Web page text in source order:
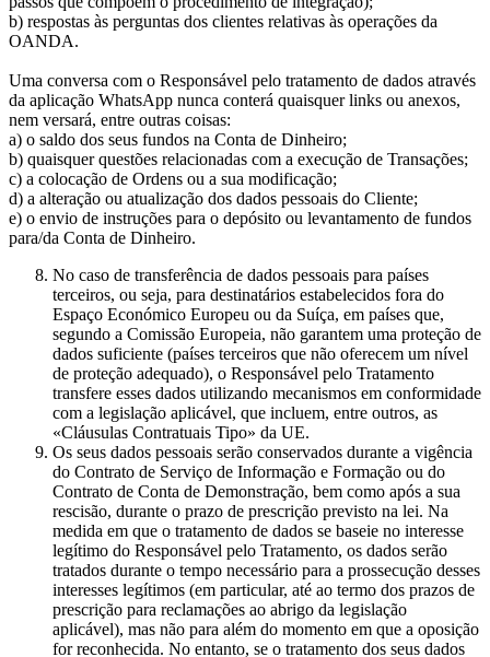
b) respostas às perguntas dos clientes relativas às operações da
OANDA.
Uma conversa com o Responsável pelo tratamento de dados através
da aplicação WhatsApp nunca conterá quaisquer links ou anexos,
nem versará, entre outras coisas:
a) o saldo dos seus fundos na Conta de Dinheiro;
b) quaisquer questões relacionadas com a execução de Transações;
c) a colocação de Ordens ou a sua modificação;
d) a alteração ou atualização dos dados pessoais do Cliente;
e) o envio de instruções para o depósito ou levantamento de fundos
para/da Conta de Dinheiro.
No caso de transferência de dados pessoais para países
terceiros, ou seja, para destinatários estabelecidos fora do
Espaço Económico Europeu ou da Suíça, em países que,
segundo a Comissão Europeia, não garantem uma proteção de
dados suficiente (países terceiros que não oferecem um nível
de proteção adequado), o Responsável pelo Tratamento
transfere esses dados utilizando mecanismos em conformidade
com a legislação aplicável, que incluem, entre outros, as
«Cláusulas Contratuais Tipo» da UE.
Os seus dados pessoais serão conservados durante a vigência
do Contrato de Serviço de Informação e Formação ou do
Contrato de Conta de Demonstração, bem como após a sua
rescisão, durante o prazo de prescrição previsto na lei. Na
medida em que o tratamento de dados se baseie no interesse
legítimo do Responsável pelo Tratamento, os dados serão
tratados durante o tempo necessário para a prossecução desses
interesses legítimos (em particular, até ao termo dos prazos de
prescrição para reclamações ao abrigo da legislação
aplicável), mas não para além do momento em que a oposição
for reconhecida. No entanto, se o tratamento dos seus dados